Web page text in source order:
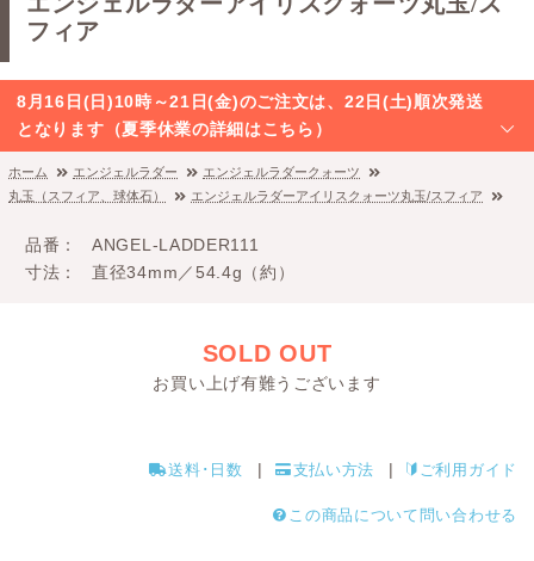
フィア
8月16日(日)10時～21日(金)のご注文は、22日(土)順次発送
となります（夏季休業の詳細はこちら）
ホーム エンジェルラダー
エンジェルラダークォーツ
丸玉（スフィア、球体石）
エンジェルラダーアイリスクォーツ丸玉/スフィア
品番
ANGEL-LADDER111
寸法
直径34mm／54.4g（約）
SOLD OUT
お買い上げ有難うございます
送料･日数 支払い方法 ご利用ガイド
この商品について問い合わせる